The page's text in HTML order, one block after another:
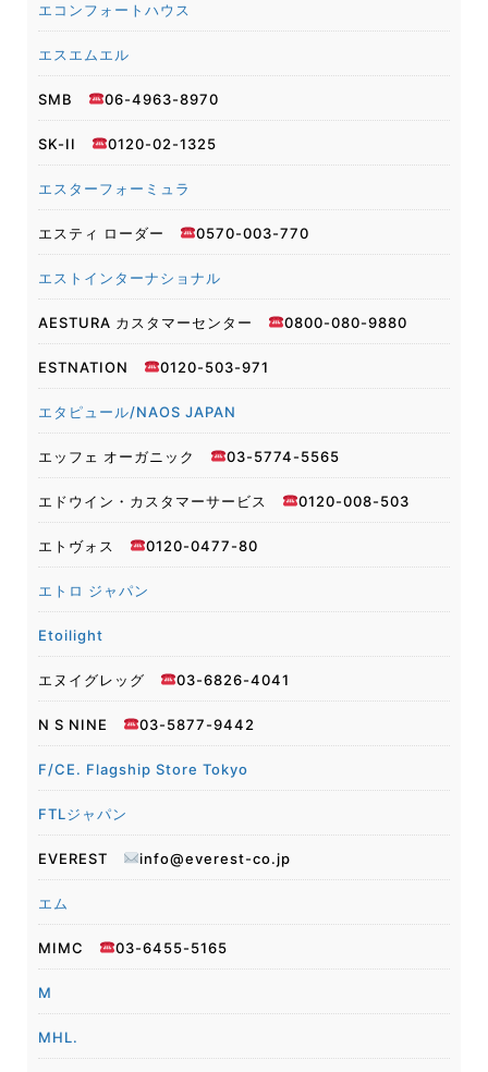
エコンフォートハウス
エスエムエル
SMB 06-4963-8970
SK-ⅠⅠ 0120-02-1325
エスターフォーミュラ
エスティ ローダー 0570-003-770
エストインターナショナル
AESTURA カスタマーセンター 0800-080-9880
ESTNATION 0120-503-971
エタピュール/NAOS JAPAN
エッフェ オーガニック 03-5774-5565
エドウイン・カスタマーサービス 0120-008-503
エトヴォス 0120-0477-80
エトロ ジャパン
Etoilight
エヌイグレッグ 03-6826-4041
N S NINE 03-5877-9442
F/CE. Flagship Store Tokyo
FTLジャパン
EVEREST info@everest-co.jp
エム
MIMC 03-6455-5165
M
MHL.